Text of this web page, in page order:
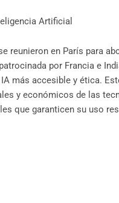
Artificial
reunieron en París para
por Francia e
más accesible y ética.
y económicos de las
que garanticen su uso